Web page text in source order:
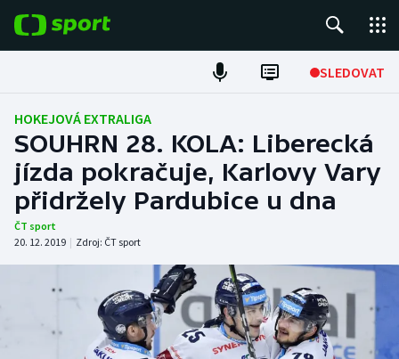
SLEDOVAT
Fotbal
Hokej
Tenis
Atletika
Cyklistika
DALŠÍ SPORTY
HOKEJOVÁ EXTRALIGA
SOUHRN 28. KOLA: Liberecká
jízda pokračuje, Karlovy Vary
přidržely Pardubice u dna
ČT sport
20. 12. 2019 | Zdroj: ČT sport